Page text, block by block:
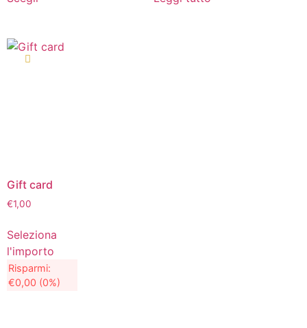
Gift card
€1,00
Seleziona
l'importo
Risparmi:
€0,00 (0%)